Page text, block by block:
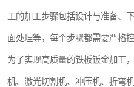
工的加工步骤包括设计与准备、
面处理等，每个步骤都需要严格
为了实现高质量的铁板钣金加工
机、激光切割机、冲压机、折弯